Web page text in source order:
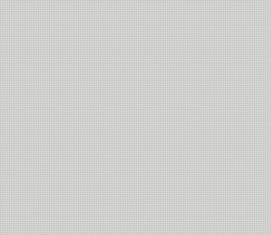
Country of Origin Japan